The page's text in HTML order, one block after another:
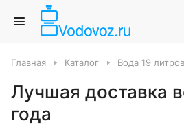
Главная Каталог Вода 19 литров
Лучшая доставка
года